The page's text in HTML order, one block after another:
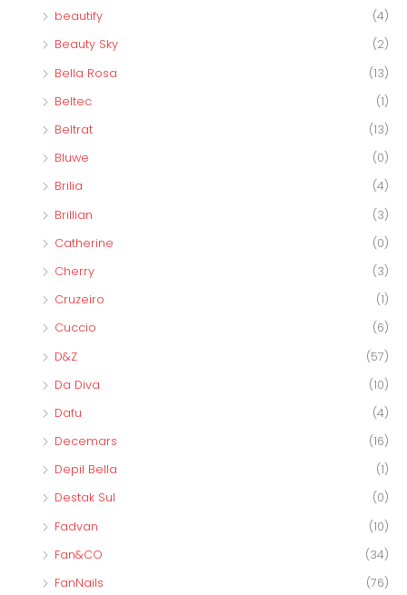
beautify
(4)
Beauty Sky
(2)
Bella Rosa
(13)
Beltec
(1)
Beltrat
(13)
Bluwe
(0)
Brilia
(4)
Brillian
(3)
Catherine
(0)
Cherry
(3)
Cruzeiro
(1)
Cuccio
(6)
D&Z
(57)
Da Diva
(10)
Dafu
(4)
Decemars
(16)
Depil Bella
(1)
Destak Sul
(0)
Fadvan
(10)
Fan&CO
(34)
FanNails
(76)